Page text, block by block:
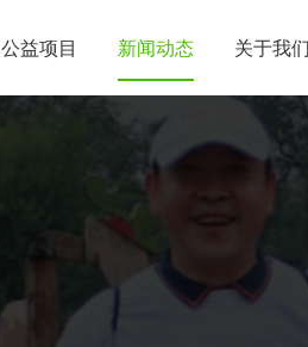
公益项目 新闻动态 关于我们